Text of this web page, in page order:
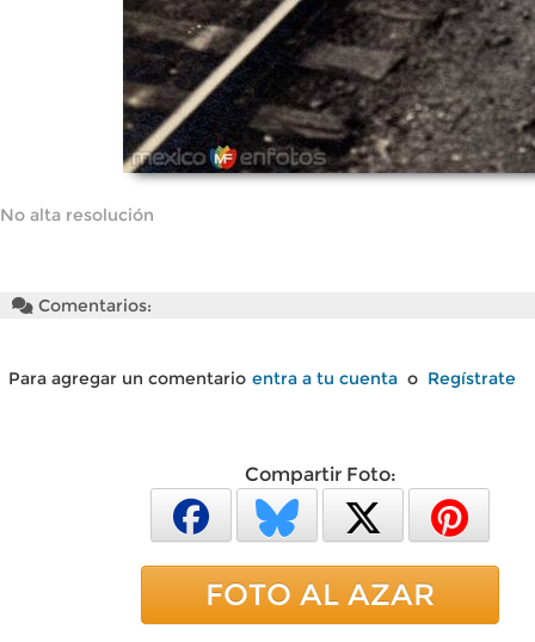
No alta resolución
Comentarios:
Para agregar un comentario entra a tu cuenta o Regístrate
Compartir Foto:
FOTO AL AZAR